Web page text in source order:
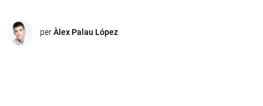
perÀlex Palau López